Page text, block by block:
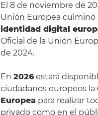
El 8 de noviembre de
Unión Europea culminó
identidad digital
Oficial de la Unión
de 2024.
En 2026 estará
ciudadanos europeos la
Europea para realizar
privado como en el